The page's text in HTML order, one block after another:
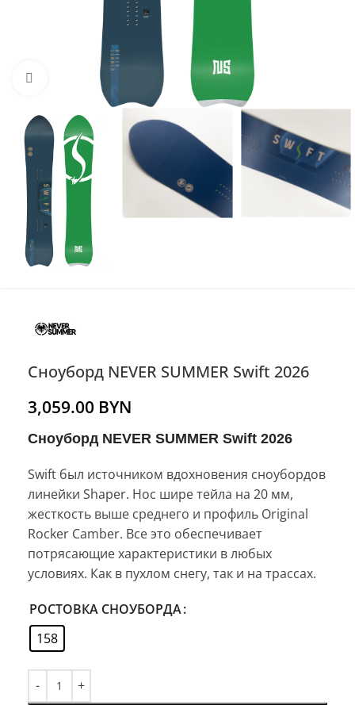
Нажмите, чтобы увеличить
Сноуборд NEVER SUMMER Swift 2026
3,059.00 BYN
Сноуборд NEVER SUMMER Swift 2026
Swift был источником вдохновения сноубордов
линейки Shaper. Нос шире тейла на 20 мм,
жесткость выше среднего и профиль Original
Rocker Camber. Все это обеспечивает
потрясающие характеристики в любых
условиях. Как в пухлом снегу, так и на трассах.
РОСТОВКА СНОУБОРДА
158